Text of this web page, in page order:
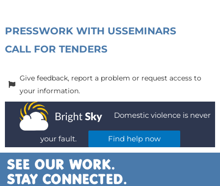
PRESSWORK WITH USSEMINARS
CALL FOR TENDERS
Give feedback, report a problem or request access to
your information.
Domestic violence is never
your fault. Find help now